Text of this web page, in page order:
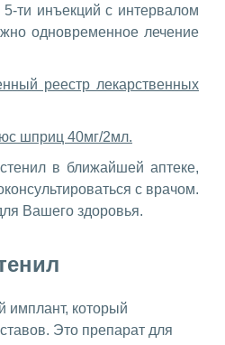
ти инъекций с интервалом
одновременное лечение
реестр лекарственных
шприц 40мг/2мл.
в ближайшей аптеке,
с врачом.
Вашего здоровья.
имплант, который
Это препарат для